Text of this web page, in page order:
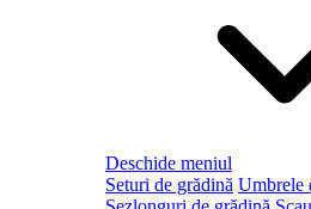
Deschide meniul
Seturi de grădină Umbrele